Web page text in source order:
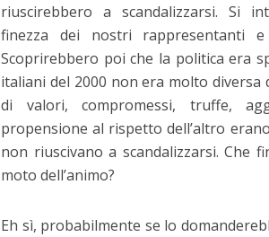
riuscirebbero a scandalizzarsi. Si
finezza dei nostri rappresentanti
Scoprirebbero poi che la politica era
italiani del 2000 non era molto diversa
di valori, compromessi, truffe,
propensione al rispetto dell’altro
non riuscivano a scandalizzarsi. Che
moto dell’animo?
Eh sì, probabilmente se lo
Per non
Giornata
1 minuti per